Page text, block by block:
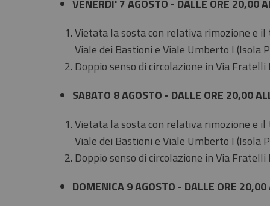
VENERDI' 7 AGOSTO - DALLE ORE 20,00
Vietata la sosta con relativa rimozione e
Viale dei Bastioni e Viale Umberto I (Isola
Doppio senso di circolazione in Via Fratelli
SABATO 8 AGOSTO - DALLE ORE 20,00
Vietata la sosta con relativa rimozione e
Viale dei Bastioni e Viale Umberto I (Isola
Doppio senso di circolazione in Via Fratelli
DOMENICA 9 AGOSTO - DALLE ORE